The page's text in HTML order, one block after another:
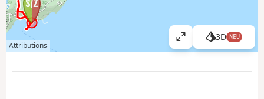
Attributions
K
a
3D NEU